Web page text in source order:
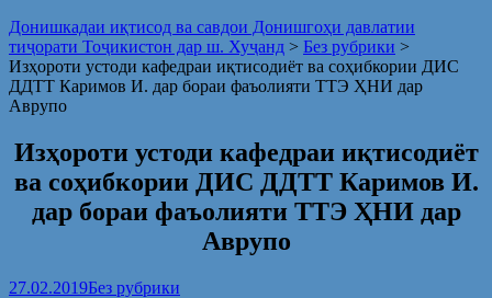
Донишкадаи иқтисод ва савдои Донишгоҳи давлатии
тиҷорати Тоҷикистон дар ш. Хуҷанд > Без рубрики >
Изҳороти устоди кафедраи иқтисодиёт ва соҳибкории ДИС
ДДТТ Каримов И. дар бораи фаъолияти ТТЭ ҲНИ дар
Аврупо
Изҳороти устоди кафедраи иқтисодиёт
ва соҳибкории ДИС ДДТТ Каримов И.
дар бораи фаъолияти ТТЭ ҲНИ дар
Аврупо
27.02.2019Без рубрики